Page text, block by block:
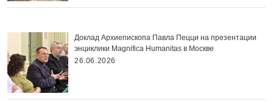
Доклад Архиепископа Павла Пецци на презентации
энциклики Magnifica Нumanitas в Москве
26.06.2026